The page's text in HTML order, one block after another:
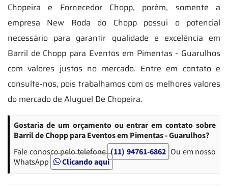
Chopeira e Fornecedor Chopp, porém, somente a
empresa New Roda do Chopp possui o potencial
necessário para garantir qualidade e excelência em
Barril de Chopp para Eventos em Pimentas - Guarulhos
com valores justos no mercado. Entre em contato e
consulte-nos, pois trabalhamos com os melhores valores
do mercado de Aluguel De Chopeira.
Gostaria de um orçamento ou entrar em contato sobre
Barril de Chopp para Eventos em Pimentas - Guarulhos?
Fale conosco pelo telefone (11) 94761-6862 Ou em nosso
WhatsApp
Clicando aqui